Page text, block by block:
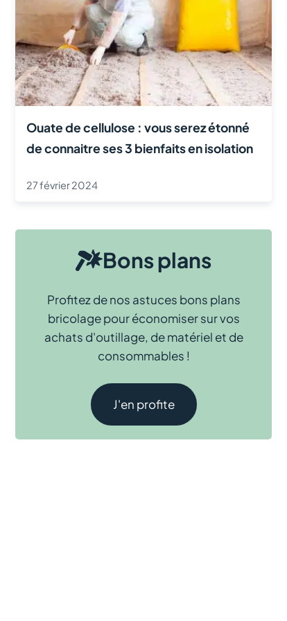
Ouate de cellulose : vous serez étonné
de connaitre ses 3 bienfaits en isolation
27 février 2024
Bons plans
Profitez de nos astuces bons plans
bricolage pour économiser sur vos
achats d'outillage, de matériel et de
consommables !
J'en profite